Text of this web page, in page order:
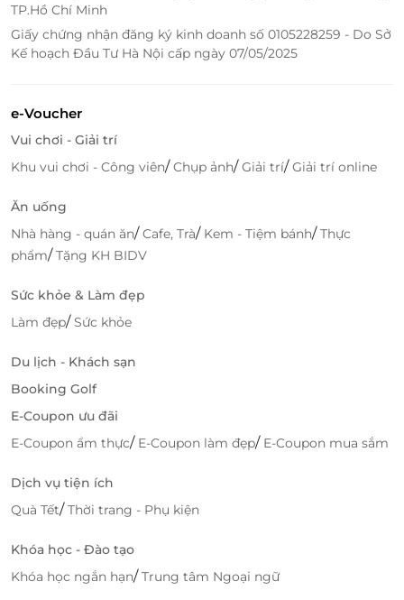
LifeLink – Nền tảng đặt dịch vụ thông
mọi khách hàng
LifeLink mang đến trải nghiệm đặt dịch vụ dễ dàng
và minh bạch, giúp khách hàng nhanh chóng tìm
nhu cầu. Với hệ thống hiển thị rõ ràng về nội dung
dịch vụ, mức ưu đãi và điều kiện áp dụng, người
dùng hoàn toàn yên tâm khi lựa chọn.
dụng mã điện tử, giúp khách hàng không phải chờ
đợi, không mất thời gian xác nhận. Chỉ vài thao tác,
tại spa bằng hình thức quét mã QR tiện lợi.
toàn quốc, đảm bảo các gói dịch vụ luôn có chất
lượng thực, giá trị thực – đặc biệt phù hợp cho người
cam kết hỗ trợ 24/7, LifeLink luôn đồng hành để mỗi
trải nghiệm của khách hàng trở nên dễ dàng, thoải
Săn voucher giảm giá, spa chính hãng, ưu đãi thật
TP.Hồ Chí Minh
Giấy chứng nhận đăng ký kinh doanh số 0105228259 - Do Sở
Kế hoạch Đầu Tư Hà Nội cấp ngày 07/05/2025
e-Voucher
Vui chơi - Giải trí
Khu vui chơi - Công viên/Chụp ảnh/Giải trí/Giải trí online
Ăn uống
Nhà hàng - quán ăn/Cafe, Trà/ Kem - Tiệm bánh/Thực
phẩm/Tặng KH BIDV
Sức khỏe & Làm đẹp
Làm đẹp/Sức khỏe
Du lịch - Khách sạn
Booking Golf
E-Coupon ưu đãi
E-Coupon ẩm thực/ E-Coupon làm đẹp/ E-Coupon mua sắm
Dịch vụ tiện ích
Quà Tết/Thời trang - Phụ kiện
Khóa học - Đào tạo
Khóa học ngắn hạn/Trung tâm Ngoại ngữ